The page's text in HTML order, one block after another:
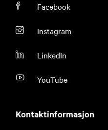
Facebook
Instagram
LinkedIn
YouTube
Kontaktinformasjon